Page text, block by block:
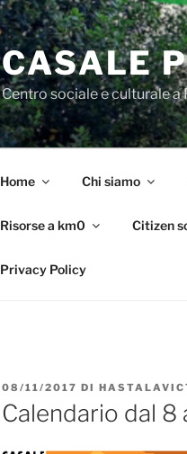
CASALE
Centro sociale e culturale a
Home Chi siamo
Risorse a km0 Citizen
Privacy Policy
PUBBLICATO
IL
08/11/2017 DI
Calendario dal 8